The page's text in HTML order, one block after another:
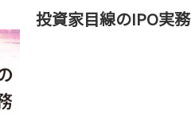
投資家目線のIPO実務